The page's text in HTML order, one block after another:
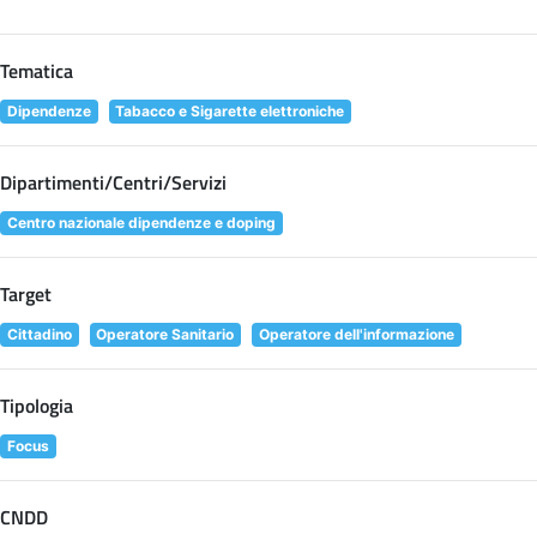
Tematica
Dipendenze Tabacco e Sigarette elettroniche
Dipartimenti/Centri/Servizi
Centro nazionale dipendenze e doping
Target
Cittadino Operatore Sanitario Operatore dell'informazione
Tipologia
Focus
CNDD